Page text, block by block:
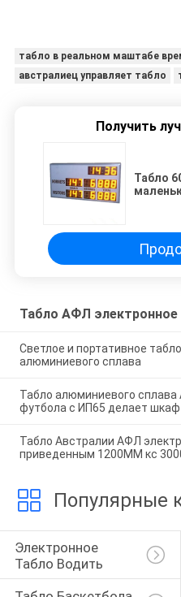
табло в реальном маштабе
австралиец управляет табло
Получить
Табло
Табло АФЛ электронное
Светлое и портативное
алюминиевого сплава
Табло алюминиевого
футбола с ИП65 делает
Табло Австралии АФЛ
приведенным 1200ММ кс
Популярные
Электронное
Табло Водить